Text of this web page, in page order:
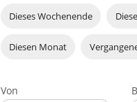
Dieses Wochenende
Diesen Monat
Von